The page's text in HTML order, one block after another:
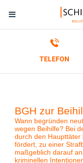
TELEFON
BGH zur
Wann begründen
wegen Beihilfe? Bei
durch den
fördert, zu einer
maßgeblich darauf
kriminellen